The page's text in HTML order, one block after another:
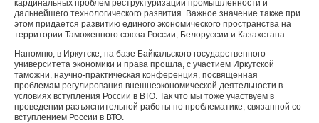
кардинальных проблем реструктуризации промышленности и
дальнейшего технологического развития. Важное значение также при
этом придается развитию единого экономического пространства на
территории Таможенного союза России, Белоруссии и Казахстана.
Напомню, в Иркутске, на базе Байкальского государственного
университета экономики и права прошла, с участием Иркутской
таможни, научно-практическая конференция, посвященная
проблемам регулирования внешнеэкономической деятельности в
условиях вступления России в ВТО. Так что мы тоже участвуем в
проведении разъяснительной работы по проблематике, связанной со
вступлением России в ВТО.